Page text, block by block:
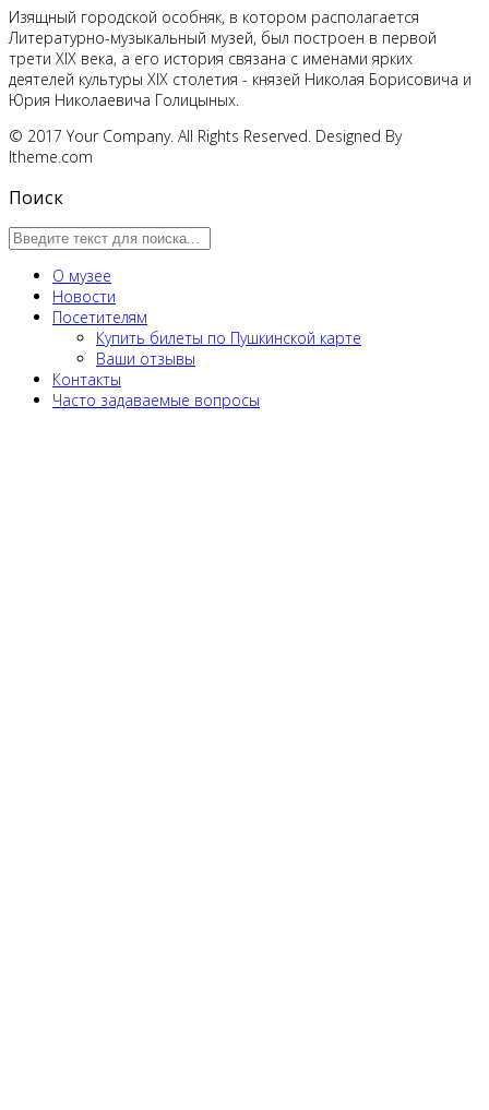
Изящный городской особняк, в котором располагается
Литературно-музыкальный музей, был построен в первой
трети XIX века, а его история связана с именами ярких
деятелей культуры XIX столетия - князей Николая Борисовича и
Юрия Николаевича Голицыных.
© 2017 Your Company. All Rights Reserved. Designed By
ltheme.com
Поиск
О музее
Новости
Посетителям
Купить билеты по Пушкинской карте
Ваши отзывы
Контакты
Часто задаваемые вопросы